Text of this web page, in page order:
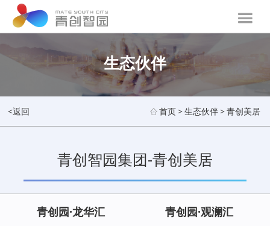
生态伙伴
<返回 首页>生态伙伴>青创美居
青创智园集团-青创美居
青创园·龙华汇
青创园·观澜汇